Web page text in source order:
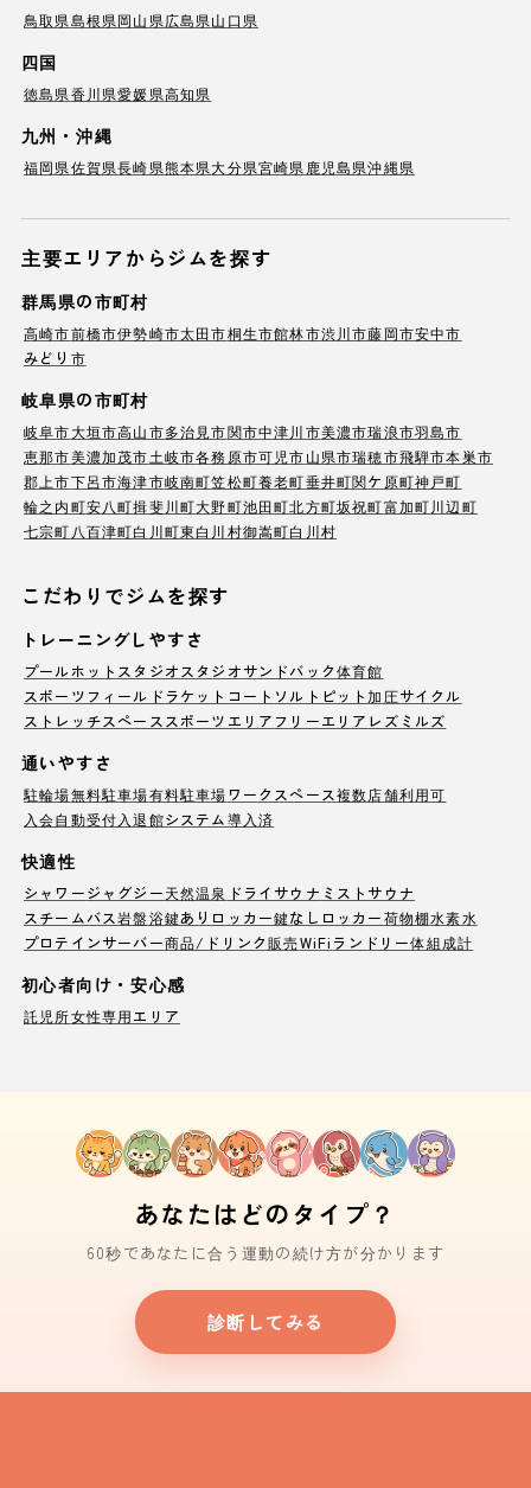
鳥取県島根県岡山県広島県山口県
四国
徳島県香川県愛媛県高知県
九州・沖縄
福岡県佐賀県長崎県熊本県大分県宮崎県 鹿児島県沖縄県
主要エリアからジムを探す
群馬県の市町村
高崎市前橋市伊勢崎市太田市桐生市館林市渋川市藤岡市安中市
みどり市
岐阜県の市町村
岐阜市大垣市高山市多治見市関市中津川市美濃市瑞浪市羽島市
恵那市美濃加茂市土岐市各務原市可児市山県市瑞穂市飛騨市本巣市
郡上市下呂市海津市岐南町笠松町養老町垂井町関ケ原町神戸町
輪之内町安八町揖斐川町大野町池田町北方町坂祝町富加町川辺町
七宗町 八百津町白川町東白川村御嵩町白川村
こだわりでジムを探す
トレーニングしやすさ
プールホットスタジオ スタジオサンドバック体育館
スポーツフィールド ラケットコート ソルトピット加圧サイクル
ストレッチスペース スポーツエリア フリーエリア レズミルズ
通いやすさ
駐輪場無料駐車場有料駐車場ワークスペース複数店舗利用可
入会自動受付 入退館システム導入済
快適性
シャワージャグジー天然温泉 ドライサウナ ミストサウナ
スチームバス岩盤浴鍵ありロッカー鍵なしロッカー荷物棚水素水
プロテインサーバー商品/ドリンク販売WiFi ランドリー体組成計
初心者向け・安心感
託児所女性専用エリア
あなたはどのタイプ？
60秒であなたに合う運動の続け方が分かります
診断してみる